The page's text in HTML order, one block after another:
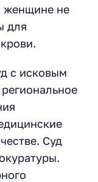
женщине не
для
с исковым
Суд